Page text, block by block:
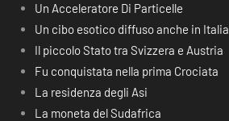
Un Acceleratore Di Particelle
Un cibo esotico diffuso anche in Italia
Il piccolo Stato tra Svizzera e Austria
Fu conquistata nella prima Crociata
La residenza degli Asi
La moneta del Sudafrica